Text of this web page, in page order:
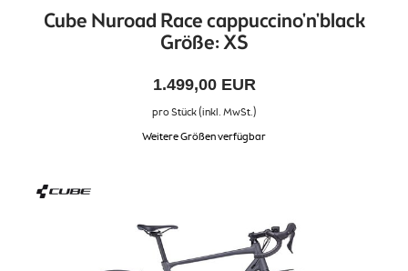
Cube Nuroad Race cappuccino'n'black
Größe: XS
1.499,00 EUR
pro Stück (inkl. MwSt.)
Weitere Größen verfügbar